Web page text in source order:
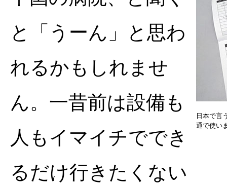
と「うーん」と思わ
れるかもしれませ
ん。一昔前は設備も
人もイマイチででき
るだけ行きたくない
日本で言
通で使い